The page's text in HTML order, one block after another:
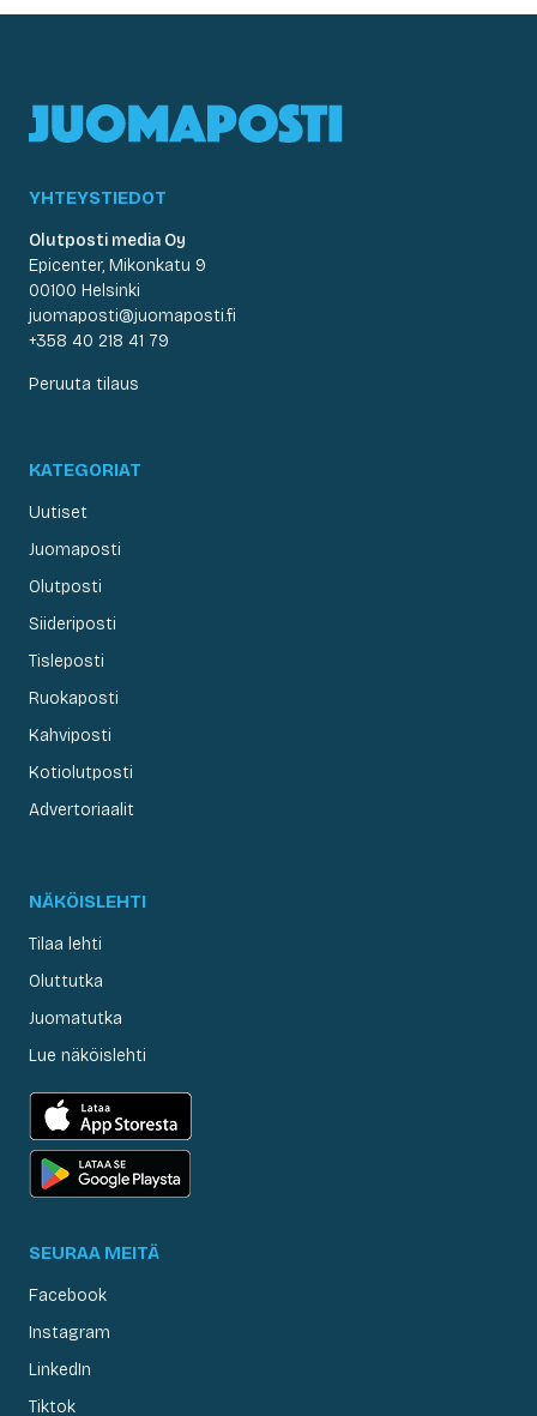
YHTEYSTIEDOT
Olutposti media Oy
Epicenter, Mikonkatu 9
00100 Helsinki
juomaposti@juomaposti.fi
+358 40 218 41 79
Peruuta tilaus
KATEGORIAT
Uutiset
Juomaposti
Olutposti
Siideriposti
Tisleposti
Ruokaposti
Kahviposti
Kotiolutposti
Advertoriaalit
NÄKÖISLEHTI
Tilaa lehti
Oluttutka
Juomatutka
Lue näköislehti
SEURAA MEITÄ
Facebook
Instagram
LinkedIn
Tiktok